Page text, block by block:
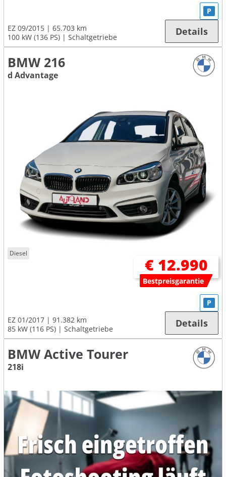
EZ 09/2015
65.703 km
100 kW (136 PS)
Schaltgetriebe
P
Details
BMW 216
d Advantage
Diesel
€ 12.990
Bestpreisgarantie
EZ 01/2017
91.382 km
85 kW (116 PS)
Schaltgetriebe
P
Details
BMW Active Tourer
218i